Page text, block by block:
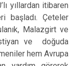
yıllardan itibaren
başladı. Çeteler
Malazgirt ve
ve doğuda
hem Avrupa